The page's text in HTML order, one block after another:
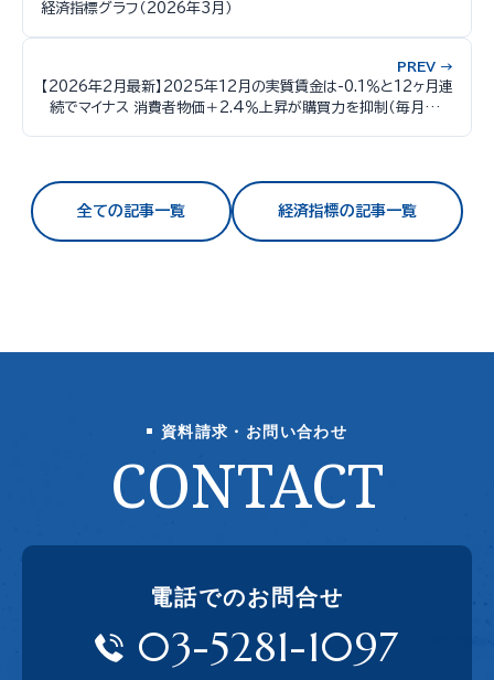
経済指標グラフ（2026年3月）
PREV →
【2026年2月最新】2025年12月の実質賃金は-0.1％と12ヶ月連
続でマイナス 消費者物価＋2.4％上昇が購買力を抑制（毎月勤労
全ての記事一覧 経済指標の記事一覧
資料請求・お問い合わせ
CONTACT
電話でのお問合せ
03-5281-1097